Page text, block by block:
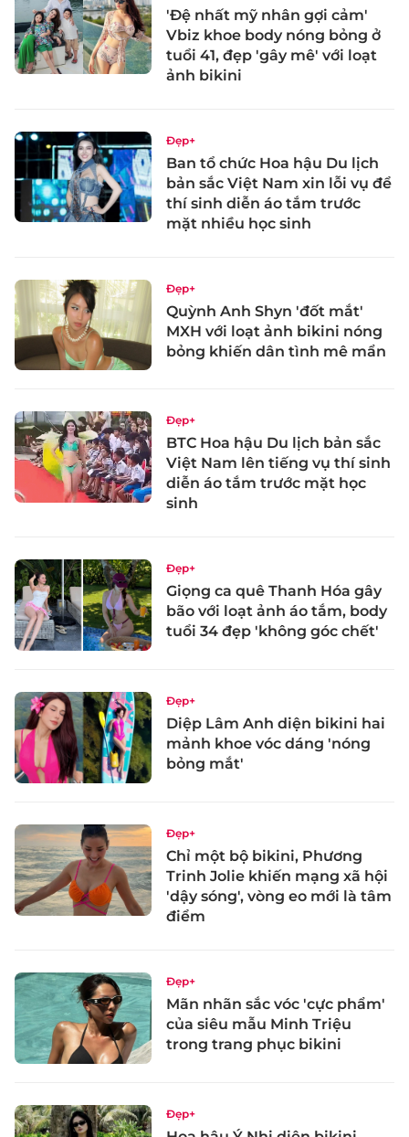
'Đệ nhất mỹ nhân gợi cảm'
Vbiz khoe body nóng bỏng ở
tuổi 41, đẹp 'gây mê' với loạt
ảnh bikini
Đẹp+
Ban tổ chức Hoa hậu Du lịch
bản sắc Việt Nam xin lỗi vụ để
thí sinh diễn áo tắm trước
mặt nhiều học sinh
Đẹp+
Quỳnh Anh Shyn 'đốt mắt'
MXH với loạt ảnh bikini nóng
bỏng khiến dân tình mê mẩn
Đẹp+
BTC Hoa hậu Du lịch bản sắc
Việt Nam lên tiếng vụ thí sinh
diễn áo tắm trước mặt học
sinh
Đẹp+
Giọng ca quê Thanh Hóa gây
bão với loạt ảnh áo tắm, body
tuổi 34 đẹp 'không góc chết'
Đẹp+
Diệp Lâm Anh diện bikini hai
mảnh khoe vóc dáng 'nóng
bỏng mắt'
Đẹp+
Chỉ một bộ bikini, Phương
Trinh Jolie khiến mạng xã hội
'dậy sóng', vòng eo mới là tâm
điểm
Đẹp+
Mãn nhãn sắc vóc 'cực phẩm'
của siêu mẫu Minh Triệu
trong trang phục bikini
Đẹp+